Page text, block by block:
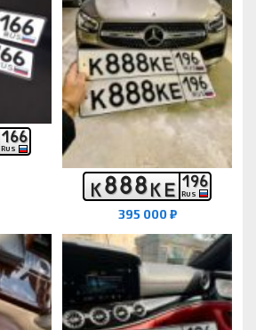
166
RUS
К888КЕ 196
RUS
395 000 ₽